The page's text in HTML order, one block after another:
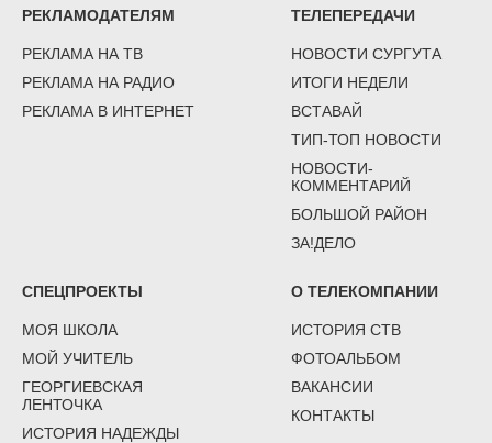
РЕКЛАМОДАТЕЛЯМ
РЕКЛАМА НА ТВ
РЕКЛАМА НА РАДИО
РЕКЛАМА В ИНТЕРНЕТ
ТЕЛЕПЕРЕДАЧИ
НОВОСТИ СУРГУТА
ИТОГИ НЕДЕЛИ
ВСТАВАЙ
ТИП-ТОП НОВОСТИ
НОВОСТИ-
КОММЕНТАРИЙ
БОЛЬШОЙ РАЙОН
ЗА!ДЕЛО
СПЕЦПРОЕКТЫ
МОЯ ШКОЛА
МОЙ УЧИТЕЛЬ
ГЕОРГИЕВСКАЯ
ЛЕНТОЧКА
ИСТОРИЯ НАДЕЖДЫ
О ТЕЛЕКОМПАНИИ
ИСТОРИЯ СТВ
ФОТОАЛЬБОМ
ВАКАНСИИ
КОНТАКТЫ